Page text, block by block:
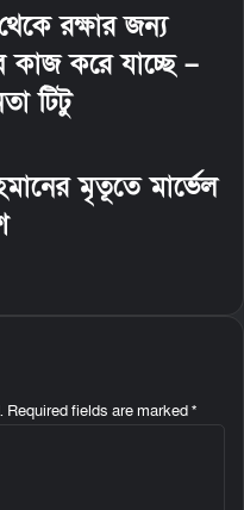
রক্ষার জন্য
কাজ করে যাচ্ছে –
টিটু
মৃতূতে মার্ভেল
Required fields are marked*